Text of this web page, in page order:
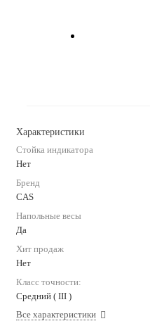
Характеристики
Стойка индикатора
Нет
Бренд
CAS
Напольные весы
Да
Хит продаж
Нет
Класс точности:
Средний ( III )
Все характеристики